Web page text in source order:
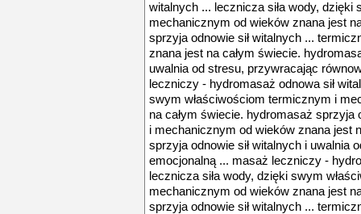
witalnych ... lecznicza siła wody,
mechanicznym od wieków znana jest
sprzyja odnowie sił witalnych ...
znana jest na całym świecie.
uwalnia od stresu, przywracając
leczniczy - hydromasaż odnowa sił
swym właściwościom termicznym i
na całym świecie. hydromasaż sprzyja
i mechanicznym od wieków znana jest
sprzyja odnowie sił witalnych i uwalnia
emocjonalną ... masaż leczniczy -
lecznicza siła wody, dzięki swym
mechanicznym od wieków znana jest
sprzyja odnowie sił witalnych ...